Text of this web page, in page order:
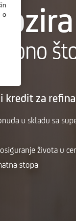
o
ono
kredit za
u skladu sa
života u
stopa